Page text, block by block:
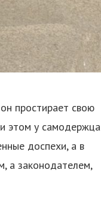
простирает свою
этом у самодержца
доспехи, а в
а законодателем,